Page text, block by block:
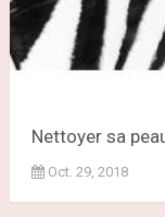
Nettoyer sa
Oct. 29, 2018